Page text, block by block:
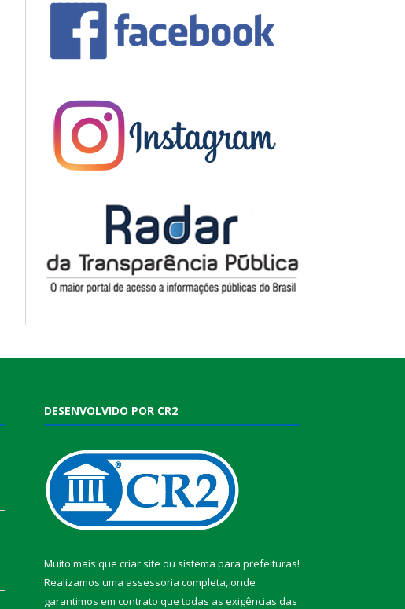
DESENVOLVIDO POR CR2
Muito mais que criar site ou sistema para prefeituras!
Realizamos uma assessoria completa, onde
garantimos em contrato que todas as exigências das